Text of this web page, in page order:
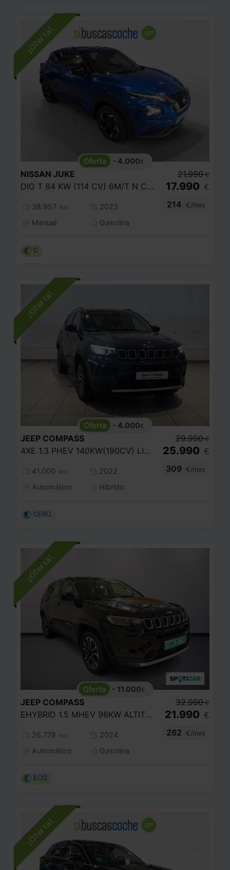
- 4.000€
NISSAN JUKE
DIG T 84 KW (114 CV) 6M/T N CONNECTA
38.957 km
2023
Manual
Gasolina
21.990 €
17.990 €
214
€/mes
C
- 4.000€
JEEP COMPASS
4XE 1.3 PHEV 140KW(190CV) LIMITED AT AWD
41.000 km
2022
Automático
Híbrido
29.990 €
25.990 €
309
€/mes
CERO
- 11.000€
JEEP COMPASS
EHYBRID 1.5 MHEV 96KW ALTITUDE DCT
26.778 km
2024
Automático
Gasolina
32.990 €
21.990 €
262
€/mes
ECO